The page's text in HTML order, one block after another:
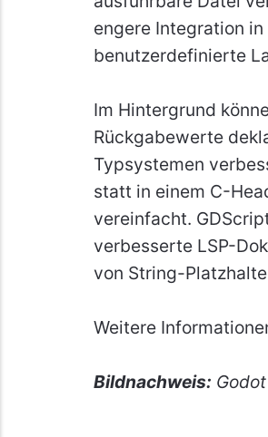
engere Integration
benutzerdefinierte
Im Hintergrund
Rückgabewerte
Typsystemen
statt in einem C-
vereinfacht.
verbesserte LSP-
von String-
Weitere
Bildnachweis: Godot